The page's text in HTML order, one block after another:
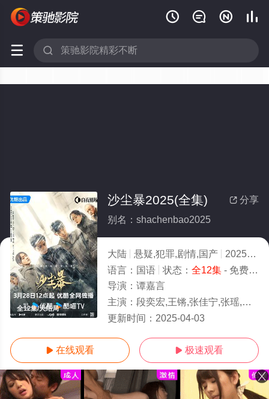
   
 
全12集/大结局
 分享
沙尘暴2025(全集)
别名：shachenbao2025
大陆 悬疑,犯罪,剧情,国产 2025
7.0
语言： 国语 状态： 全12集- 免费在线观看
导演： 谭嘉言
主演： 段奕宏,王锵,张佳宁,张瑶,杨新鸣,黄小蕾,郑好,郑楚一,李春嫒,胡晓光,鲍鲲,土豆,黄婷婷,迟蓬
更新时间： 2025-04-03
 在线观看  极速观看